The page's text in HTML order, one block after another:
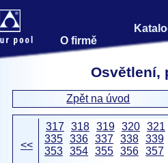
O firmě
Osvětlení,
Zpět na úvod
<<
317 318 319 320 321
335 336 337 338 339
353 354 355 356 357